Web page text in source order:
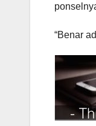
“Benar